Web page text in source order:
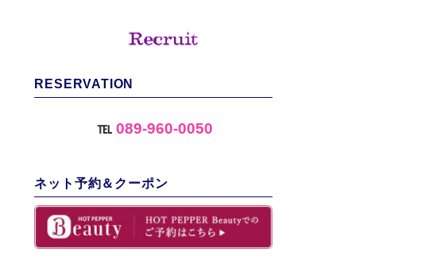
RESERVATION
℡089-960-0050
ネット予約＆クーポン